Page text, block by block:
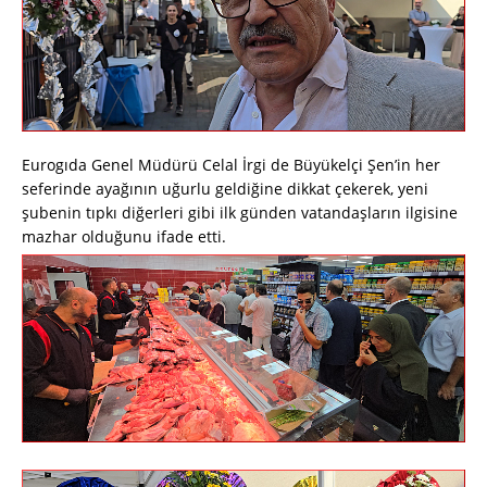
Eurogıda Genel Müdürü Celal İrgi de Büyükelçi Şen’in her
seferinde ayağının uğurlu geldiğine dikkat çekerek, yeni
şubenin tıpkı diğerleri gibi ilk günden vatandaşların ilgisine
mazhar olduğunu ifade etti.